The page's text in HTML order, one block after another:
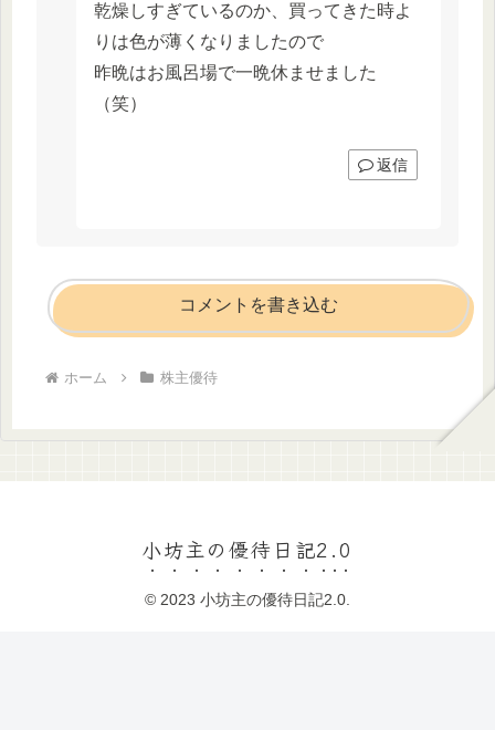
乾燥しすぎているのか、買ってきた時よ
りは色が薄くなりましたので
昨晩はお風呂場で一晩休ませました
（笑）
返信
コメントを書き込む
ホーム 株主優待
小坊主の優待日記2.0
© 2023 小坊主の優待日記2.0.